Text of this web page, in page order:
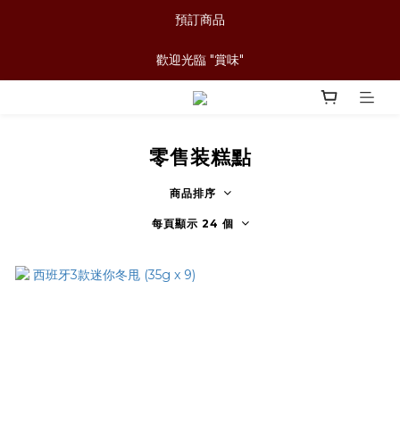
預訂商品
歡迎光臨 "賞味"
零售装糕點
商品排序
每頁顯示 24 個